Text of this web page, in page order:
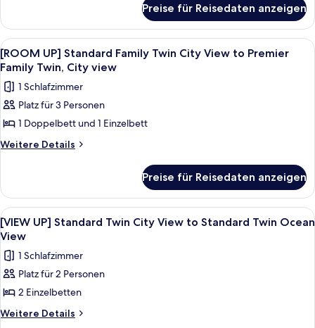
to
Premier
Double
City
View
anzeigen
UP]
Standard
Double
City
to
Premier
City
View
Preise für Reisedaten anzeigen
Alle
Fotos
für
[ROOM
UP]
Standard
Family
View
to
Premier
Family
Twin,
City
view
Ein Hotelzimmer mit zwei Betten,
8
[ROOM UP] Standard Family Twin City View to Premier
Family Twin, City view
1 Schlafzimmer
Platz für 3 Personen
1 Doppelbett und 1 Einzelbett
Weitere Details
Weitere
UP]
Standard
Family
Twin
View
to
Family
Twin,
City
Preise für Reisedaten anzeigen
Alle
Fotos
für
[VIEW
UP]
Standard
Twin
Ein modernes Wohnzimmer mit
9
[VIEW UP] Standard Twin City View to Standard Twin Ocean
View
1 Schlafzimmer
Platz für 2 Personen
2 Einzelbetten
Weitere Details
Weitere